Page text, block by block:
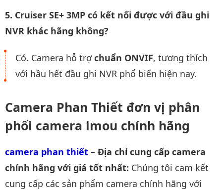
5. Cruiser SE+ 3MP có kết nối được với đầu ghi
NVR khác hãng không?
Có. Camera hỗ trợchuẩn ONVIF, tương thích
với hầu hết đầu ghi NVR phổ biến hiện nay.
Camera Phan Thiết đơn vị phân
phối camera imou chính hãng
camera phan thiết – Địa chỉ cung cấp camera
chính hãng với giá tốt nhất: Chúng tôi cam kết
cung cấp các sản phẩm camera chính hãng với